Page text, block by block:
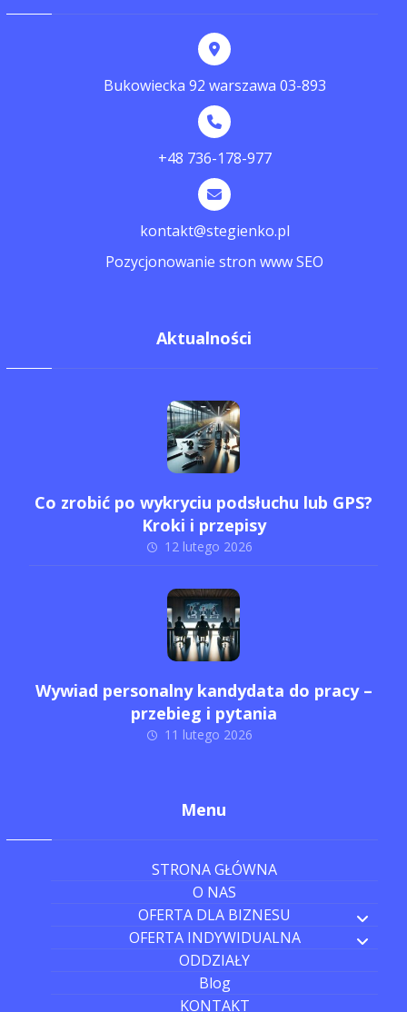
Bukowiecka 92 warszawa 03-893
+48 736-178-977
kontakt@stegienko.pl
Pozycjonowanie stron www SEO
Aktualności
Co zrobić po wykryciu podsłuchu lub GPS?
Kroki i przepisy
12 lutego 2026
Wywiad personalny kandydata do pracy –
przebieg i pytania
11 lutego 2026
Menu
STRONA GŁÓWNA
O NAS
OFERTA DLA BIZNESU
OFERTA INDYWIDUALNA
ODDZIAŁY
Blog
KONTAKT